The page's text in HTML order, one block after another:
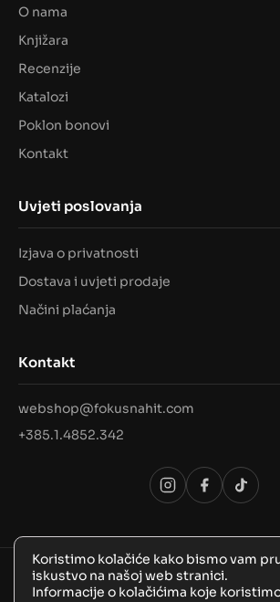
O nama
Knjižara
Recenzije
Katalozi
Poklon bonovi
Kontakt
Uvjeti poslovanja
Izjava o privatnosti
Dostava i uvjeti prodaje
Načini plaćanja
Kontakt
webshop@fokusnahit.com
+385.1.4852.342
© 2026 Sva prava pridržana,
Koristimo kolačiće kako bismo vam
iskustvo na našoj web stranici.
Informacije o kolačićima koje